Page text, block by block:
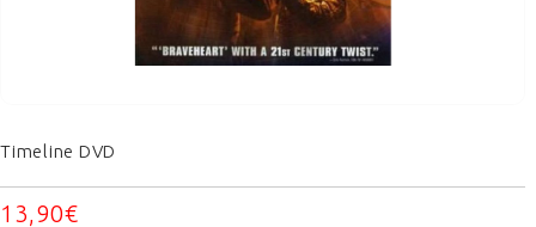
Timeline DVD
13,90€